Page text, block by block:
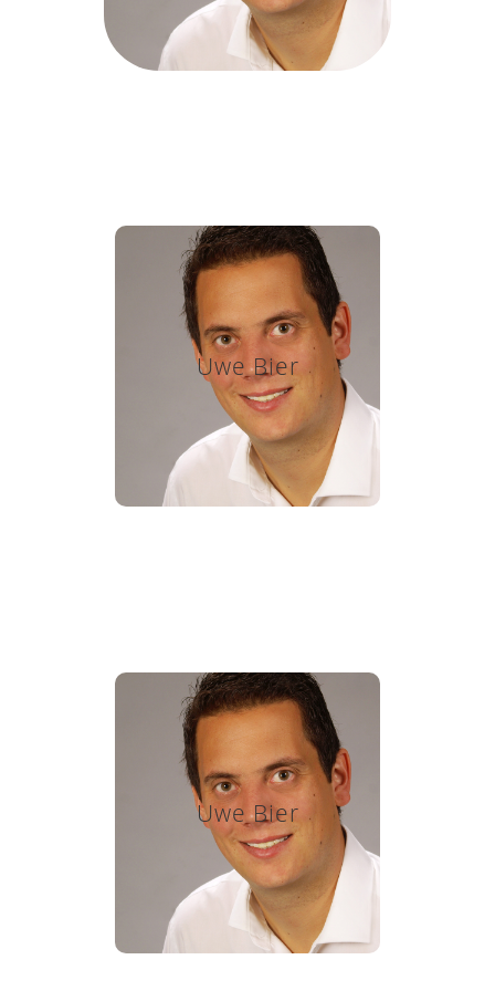
Uwe Bier
Uwe Bier
Click edit button to change
this text. Lorem ipsum dolor
sit amet, consectetur
adipiscing elit. Ut elit tellus,
luctus nec ullamcorper
mattis, pulvinar dapibus leo.
Uwe Bier
Uwe Bier
Click edit button to change
this text. Lorem ipsum dolor
sit amet, consectetur
adipiscing elit. Ut elit tellus,
luctus nec ullamcorper
mattis, pulvinar dapibus leo.